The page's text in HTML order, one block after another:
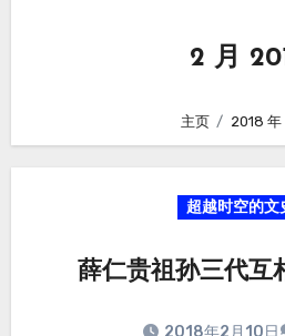
2 月
主页 2018 年
超越时空的文
薛仁贵祖孙三代互